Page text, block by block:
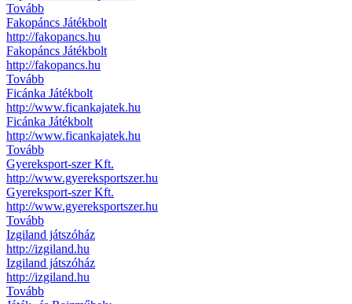
Tovább
Fakopáncs Játékbolt
http://fakopancs.hu
Fakopáncs Játékbolt
http://fakopancs.hu
Tovább
Ficánka Játékbolt
http://www.ficankajatek.hu
Ficánka Játékbolt
http://www.ficankajatek.hu
Tovább
Gyereksport-szer Kft.
http://www.gyereksportszer.hu
Gyereksport-szer Kft.
http://www.gyereksportszer.hu
Tovább
Izgiland játszóház
http://izgiland.hu
Izgiland játszóház
http://izgiland.hu
Tovább